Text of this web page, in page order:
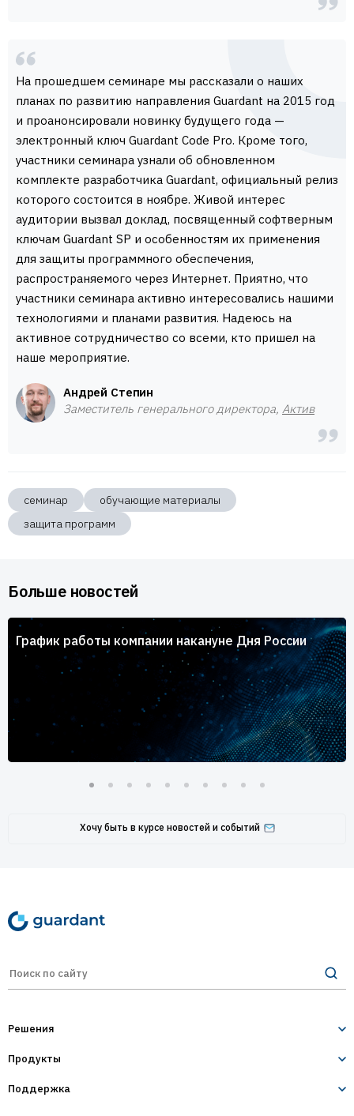
На прошедшем семинаре мы рассказали о наших
планах по развитию направления Guardant на 2015 год
и проанонсировали новинку будущего года —
электронный ключ Guardant Code Pro. Кроме того,
участники семинара узнали об обновленном
комплекте разработчика Guardant, официальный релиз
которого состоится в ноябре. Живой интерес
аудитории вызвал доклад, посвященный софтверным
ключам Guardant SP и особенностям их применения
для защиты программного обеспечения,
распространяемого через Интернет. Приятно, что
участники семинара активно интересовались нашими
технологиями и планами развития. Надеюсь на
активное сотрудничество со всеми, кто пришел на
наше мероприятие.
Андрей Степин
Заместитель генерального директора, Актив
семинар
обучающие материалы
защита программ
Больше новостей
График работы компании накануне Дня России
Хочу быть в курсе новостей и событий
Решения
Лицензирование и защита ПО
Продукты
Guardant Sign
Поддержка